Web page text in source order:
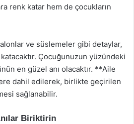
renk katar hem de çocukların
ve süslemeler gibi detaylar,
katacaktır. Çocuğunuzun yüzündeki
en güzel anı olacaktır. **Aile
dahil edilerek, birlikte geçirilen
sağlanabilir.
Biriktirin